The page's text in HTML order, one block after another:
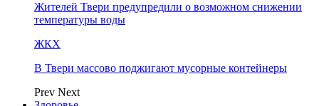
Жителей Твери предупредили о возможном снижении
температуры воды
ЖКХ
В Твери массово поджигают мусорные контейнеры
Prev Next